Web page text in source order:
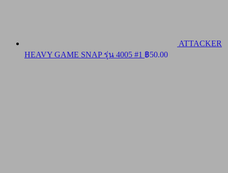
ATTACKER
HEAVY GAME SNAP รุ่น 4005 #1 ฿50.00